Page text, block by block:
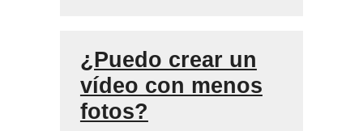
¿Puedo crear un
vídeo con menos
fotos?